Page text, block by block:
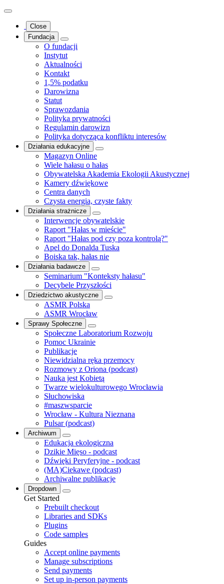
Close
Fundacja
O fundacji
Instytut
Aktualności
Kontakt
1,5% podatku
Darowizna
Statut
Sprawozdania
Polityka prywatności
Regulamin darowizn
Polityka dotycząca konfliktu interesów
Działania edukacyjne
Magazyn Online
Wiele hałasu o hałas
Obywatelska Akademia Ekologii Akustycznej
Kamery dźwiękowe
Centra danych
Czysta energia, czyste fakty
Działania strażnicze
Interwencje obywatelskie
Raport "Hałas w mieście"
Raport "Hałas pod czy poza kontrolą?"
Apel do Donalda Tuska
Boiska tak, hałas nie
Działania badawcze
Seminarium "Konteksty hałasu"
Decybele Przyszłości
Dziedzictwo akustyczne
ASMR Polska
ASMR Wrocław
Sprawy Społeczne
Społeczne Laboratorium Rozwoju
Pomoc Ukrainie
Publikacje
Niewidzialna ręka przemocy
Rozmowy z Oriona (podcast)
Nauka jest Kobietą
Twarze wielokulturowego Wrocławia
Słuchowiska
#maszwsparcie
Wrocław - Kultura Nieznana
Pulsar (podcast)
Archiwum
Edukacja ekologiczna
Dzikie Mięso - podcast
Dźwięki Peryferyjne - podcast
(MA)Ciekawe (podcast)
Archiwalne publikacje
Dropdown
Get Started
Prebuilt checkout
Libraries and SDKs
Plugins
Code samples
Guides
Accept online payments
Manage subscriptions
Send payments
Set up in-person payments